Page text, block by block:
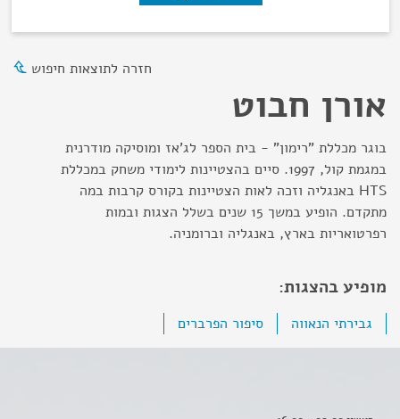
חזרה לתוצאות חיפוש
אורן חבוט
בוגר מכללת "רימון" - בית הספר לג'אז ומוסיקה מודרנית
במגמת קול, 1997. סיים בהצטיינות לימודי משחק במכללת
HTS באנגליה וזכה לאות הצטיינות בקורס קרבות במה
מתקדם. הופיע במשך 15 שנים בשלל הצגות ובמות
רפרטואריות בארץ, באנגליה וברומניה.
מופיע בהצגות:
גבירתי הנאווה סיפור הפרברים